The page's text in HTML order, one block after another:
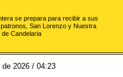
se prepara para recibir a sus
San Lorenzo y Nuestra
de Candelaria
2026 / 04:23